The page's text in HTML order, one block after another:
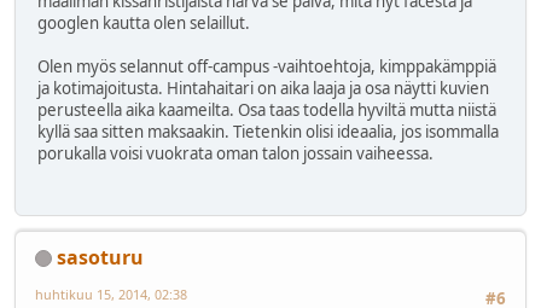
googlen kautta olen selaillut.
Olen myös selannut off-campus -vaihtoehtoja, kimppakämppiä
ja kotimajoitusta. Hintahaitari on aika laaja ja osa näytti kuvien
perusteella aika kaameilta. Osa taas todella hyviltä mutta niistä
kyllä saa sitten maksaakin. Tietenkin olisi ideaalia, jos isommalla
porukalla voisi vuokrata oman talon jossain vaiheessa.
sasoturu
#6
huhtikuu 15, 2014, 02:38